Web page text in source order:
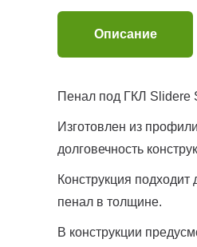
Описание
Пенал под ГКЛ Slidere
Изготовлен из
долговечность
Конструкция
пенал в толщине.
В конструкции